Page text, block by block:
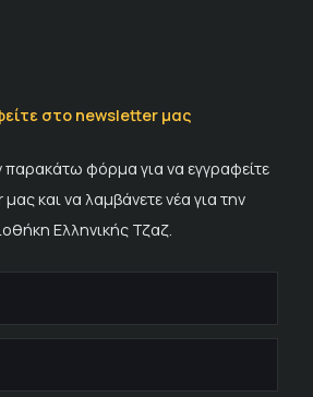
στο newsletter μας
φόρμα για να εγγραφείτε
και να λαμβάνετε νέα για την
Ελληνικής Τζαζ.